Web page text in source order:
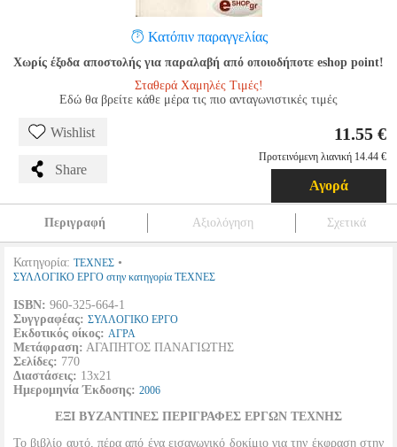
Κατόπιν παραγγελίας
Χωρίς έξοδα αποστολής για παραλαβή από οποιοδήποτε eshop point!
Σταθερά Χαμηλές Τιμές!
Εδώ θα βρείτε κάθε μέρα τις πιο ανταγωνιστικές τιμές
Wishlist
Share
11.55 €
Προτεινόμενη λιανική 14.44 €
Αγορά
Περιγραφή Αξιολόγηση Σχετικά
Κατηγορία: ΤΕΧΝΕΣ •
ΣΥΛΛΟΓΙΚΟ ΕΡΓΟ στην κατηγορία ΤΕΧΝΕΣ
ISBN: 960-325-664-1
Συγγραφέας: ΣΥΛΛΟΓΙΚΟ ΕΡΓΟ
Εκδοτικός οίκος: ΑΓΡΑ
Μετάφραση: ΑΓΑΠΗΤΟΣ ΠΑΝΑΓΙΩΤΗΣ
Σελίδες: 770
Διαστάσεις: 13x21
Ημερομηνία Έκδοσης: 2006
ΕΞΙ ΒΥΖΑΝΤΙΝΕΣ ΠΕΡΙΓΡΑΦΕΣ ΕΡΓΩΝ ΤΕΧΝΗΣ
Το βιβλίο αυτό, πέρα από ένα εισαγωγικό δοκίμιο για την έκφραση στην